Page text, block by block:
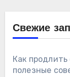
Свежие
Как
полезные